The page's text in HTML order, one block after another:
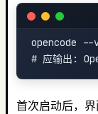
opencode --
首次启动后，